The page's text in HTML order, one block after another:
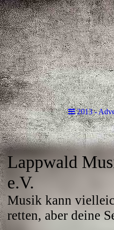
2013 -
Lappwald
e.V.
Musik kann
retten, aber deine